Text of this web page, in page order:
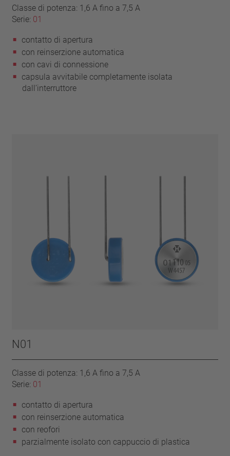
Classe di potenza: 1,6 A fino a 7,5 A
Serie: 01
contatto di apertura
con reinserzione automatica
con cavi di connessione
capsula avvitabile completamente isolata
dall’interruttore
N01
Classe di potenza: 1,6 A fino a 7,5 A
Serie: 01
contatto di apertura
con reinserzione automatica
con reofori
parzialmente isolato con cappuccio di plastica